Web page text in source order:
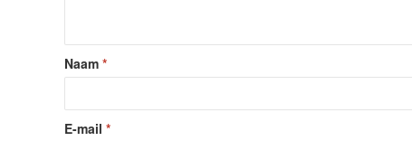
Naam *
E-mail *